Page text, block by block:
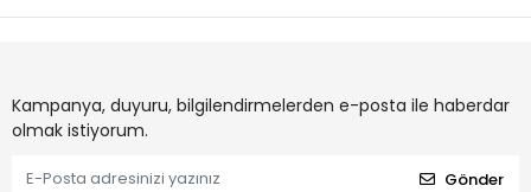
Kampanya, duyuru, bilgilendirmelerden e-posta ile haberdar
olmak istiyorum.
Gönder